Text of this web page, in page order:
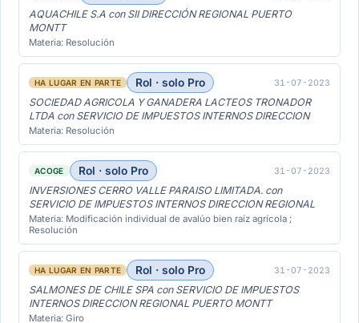
AQUACHILE S.A con SII DIRECCIÓN REGIONAL PUERTO
MONTT
Materia: Resolución
HA LUGAR EN PARTE Rol · solo Pro 31-07-2023
SOCIEDAD AGRICOLA Y GANADERA LACTEOS TRONADOR
LTDA con SERVICIO DE IMPUESTOS INTERNOS DIRECCION
Materia: Resolución
ACOGE Rol · solo Pro 31-07-2023
INVERSIONES CERRO VALLE PARAISO LIMITADA. con
SERVICIO DE IMPUESTOS INTERNOS DIRECCION REGIONAL
Materia: Modificación individual de avalúo bien raíz agrícola ;
Resolución
HA LUGAR EN PARTE Rol · solo Pro 31-07-2023
SALMONES DE CHILE SPA con SERVICIO DE IMPUESTOS
INTERNOS DIRECCION REGIONAL PUERTO MONTT
Materia: Giro